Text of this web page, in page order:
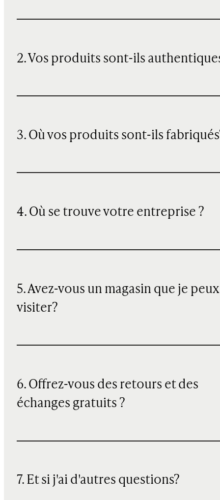
2. Vos produits sont-ils
3. Où vos produits sont-ils
4. Où se trouve votre entreprise ?
5. Avez-vous un magasin que je peux
visiter?
6. Offrez-vous des retours et des
échanges gratuits ?
7. Et si j'ai d'autres questions?